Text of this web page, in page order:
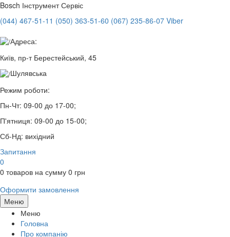
Bosch Інструмент Сервіс
(044) 467-51-11 (050) 363-51-60 (067) 235-86-07 Viber
Адреса:
Київ, пр-т Берестейський, 45
Шулявська
Режим роботи:
Пн-Чт: 09-00 до 17-00;
П'ятниця: 09-00 до 15-00;
Сб-Нд: вихідний
Запитання
0
0 товаров на сумму 0 грн
Оформити замовлення
Меню
Меню
Головна
Про компанію